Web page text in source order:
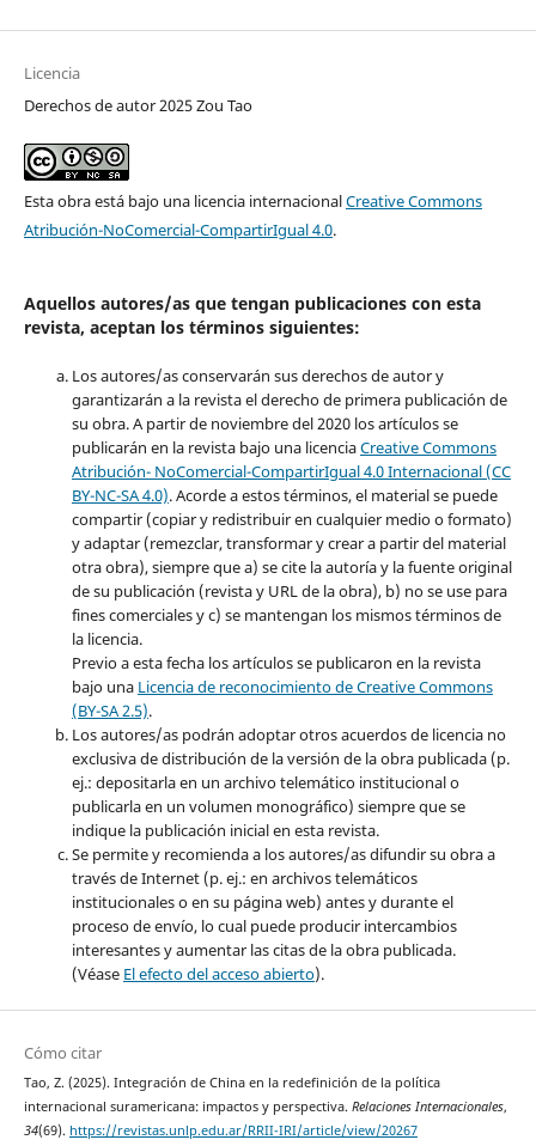
Licencia
Derechos de autor 2025 Zou Tao
Esta obra está bajo una licencia internacionalCreative Commons
Atribución-NoComercial-CompartirIgual 4.0.
Aquellos autores/as que tengan publicaciones con esta
revista, aceptan los términos siguientes:
Los autores/as conservarán sus derechos de autor y
garantizarán a la revista el derecho de primera publicación de
su obra. A partir de noviembre del 2020 los artículos se
publicarán en la revista bajo una licenciaCreative Commons
Atribución- NoComercial-CompartirIgual 4.0 Internacional (CC
BY-NC-SA 4.0). Acorde a estos términos, el material se puede
compartir (copiar y redistribuir en cualquier medio o formato)
y adaptar (remezclar, transformar y crear a partir del material
otra obra), siempre que a) se cite la autoría y la fuente original
de su publicación (revista y URL de la obra), b) no se use para
fines comerciales y c) se mantengan los mismos términos de
la licencia.
Previo a esta fecha los artículos se publicaron en la revista
bajo una Licencia de reconocimiento de Creative Commons
(BY-SA 2.5).
Los autores/as podrán adoptar otros acuerdos de licencia no
exclusiva de distribución de la versión de la obra publicada (p.
ej.: depositarla en un archivo telemático institucional o
publicarla en un volumen monográfico) siempre que se
indique la publicación inicial en esta revista.
Se permite y recomienda a los autores/as difundir su obra a
través de Internet (p. ej.: en archivos telemáticos
institucionales o en su página web) antes y durante el
proceso de envío, lo cual puede producir intercambios
interesantes y aumentar las citas de la obra publicada.
(Véase El efecto del acceso abierto).
Cómo citar
Tao, Z. (2025). Integración de China en la redefinición de la política
internacional suramericana: impactos y perspectiva. Relaciones Internacionales,
34(69). https://revistas.unlp.edu.ar/RRII-IRI/article/view/20267